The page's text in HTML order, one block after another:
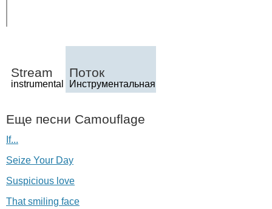
Stream
instrumental
Поток
Инструментальная
Еще песни Camouflage
If...
Seize Your Day
Suspicious love
That smiling face